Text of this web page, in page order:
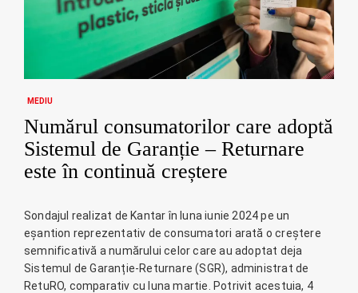
MEDIU
Numărul consumatorilor care adoptă
Sistemul de Garanție – Returnare
este în continuă creștere
Sondajul realizat de Kantar în luna iunie 2024 pe un
eșantion reprezentativ de consumatori arată o creștere
semnificativă a numărului celor care au adoptat deja
Sistemul de Garanție-Returnare (SGR), administrat de
RetuRO, comparativ cu luna martie. Potrivit acestuia, 4